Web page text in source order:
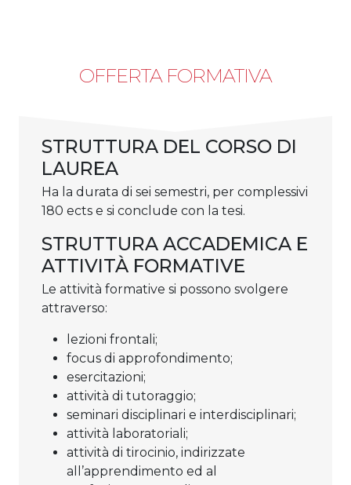
OFFERTA FORMATIVA
STRUTTURA DEL CORSO DI
LAUREA
Ha la durata di sei semestri, per complessivi
180 ects e si conclude con la tesi.
STRUTTURA ACCADEMICA E
ATTIVITÀ FORMATIVE
Le attività formative si possono svolgere
attraverso:
lezioni frontali;
focus di approfondimento;
esercitazioni;
attività di tutoraggio;
seminari disciplinari e interdisciplinari;
attività laboratoriali;
attività di tirocinio, indirizzate
all’apprendimento ed al